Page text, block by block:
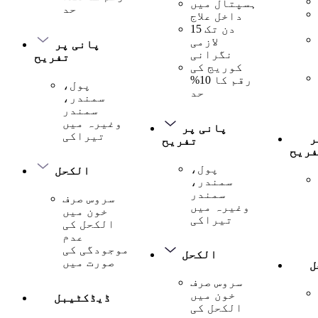
حد
پانی پر
تفریح
پول،
سمندر،
سمندر
وغیرہ میں
تیراکی
الکحل
سروس صرف
خون میں
الکحل کی
عدم
موجودگی کی
صورت میں
ڈیڈکٹیبل
ہسپتال میں
داخل علاج
15 دن تک
لازمی
نگرانی
کوریج کی
رقم کا 10%
حد
پانی پر
تفریح
پول،
سمندر،
سمندر
وغیرہ میں
تیراکی
الکحل
سروس صرف
خون میں
الکحل کی